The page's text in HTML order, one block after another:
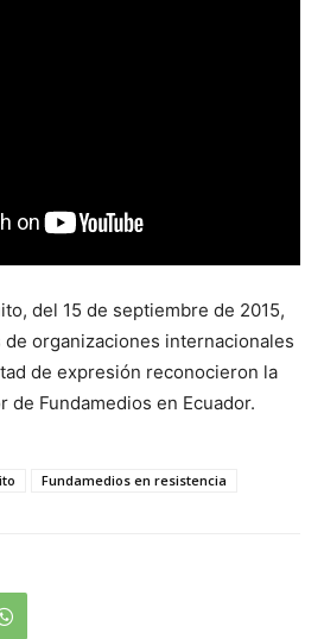
del 15 de septiembre de 2015,
organizaciones internacionales
de expresión reconocieron la
de Fundamedios en Ecuador.
Fundamedios en resistencia